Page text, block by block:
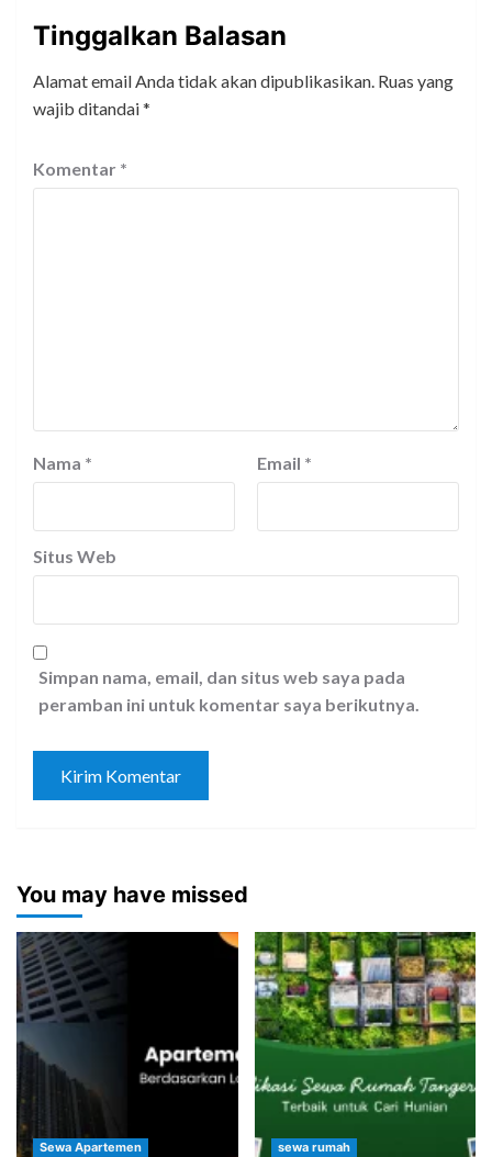
Tinggalkan Balasan
Alamat email Anda tidak akan dipublikasikan. Ruas yang
wajib ditandai*
Komentar *
Nama * Email *
Situs Web
Simpan nama, email, dan situs web saya pada
peramban ini untuk komentar saya berikutnya.
You may have missed
Sewa Apartemen sewa rumah